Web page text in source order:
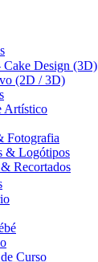
Cake Design (3D)
(2D / 3D)
Artístico
Fotografia
& Logótipos
Recortados
Curso